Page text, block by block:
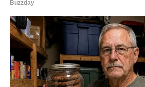
Jednim klikom preuzmi
receptima!